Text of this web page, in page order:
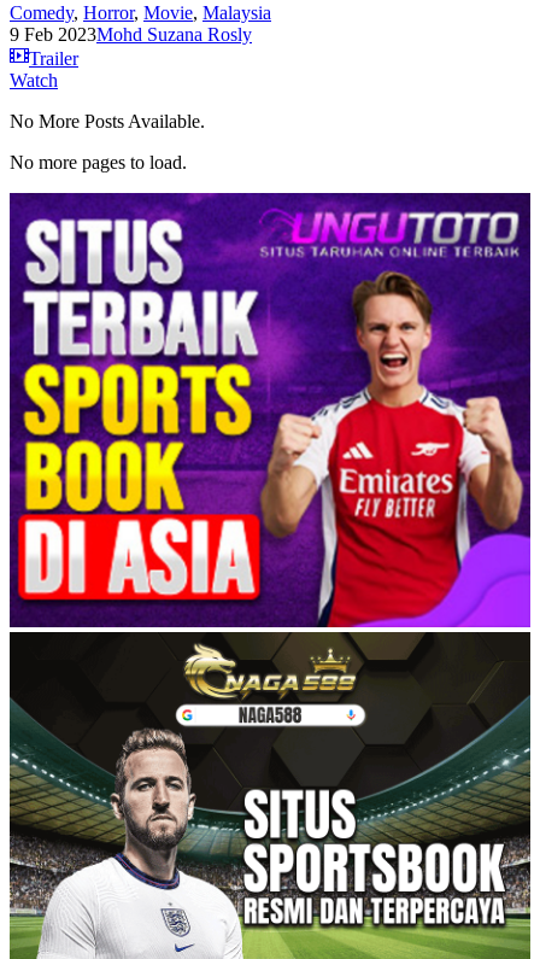
Comedy, Horror, Movie, Malaysia
9 Feb 2023Mohd Suzana Rosly
Trailer
Watch
No More Posts Available.
No more pages to load.